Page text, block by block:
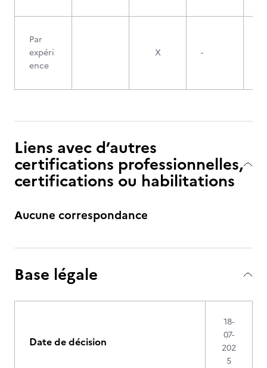
Par
expéri
ence
X -
Liens avec d’autres
certifications professionnelles,
certifications ou habilitations
Aucune correspondance
Base légale
Date de décision
18-
07-
202
5